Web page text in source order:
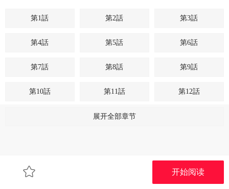
第1話 第2話 第3話
第4話 第5話 第6話
第7話 第8話 第9話
第10話 第11話 第12話
第14話
第19話
开始阅读
展开全部章节